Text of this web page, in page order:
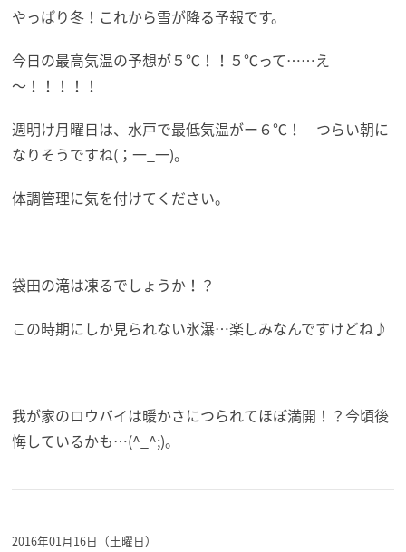
やっぱり冬！これから雪が降る予報です。
今日の最高気温の予想が５℃！！５℃って……え
～！！！！！
週明け月曜日は、水戸で最低気温がー６℃！ つらい朝に
なりそうですね(；一_一)。
体調管理に気を付けてください。
袋田の滝は凍るでしょうか！？
この時期にしか見られない氷瀑…楽しみなんですけどね♪
我が家のロウバイは暖かさにつられてほぼ満開！？今頃後
悔しているかも…(^_^;)。
2016年01月16日（土曜日）